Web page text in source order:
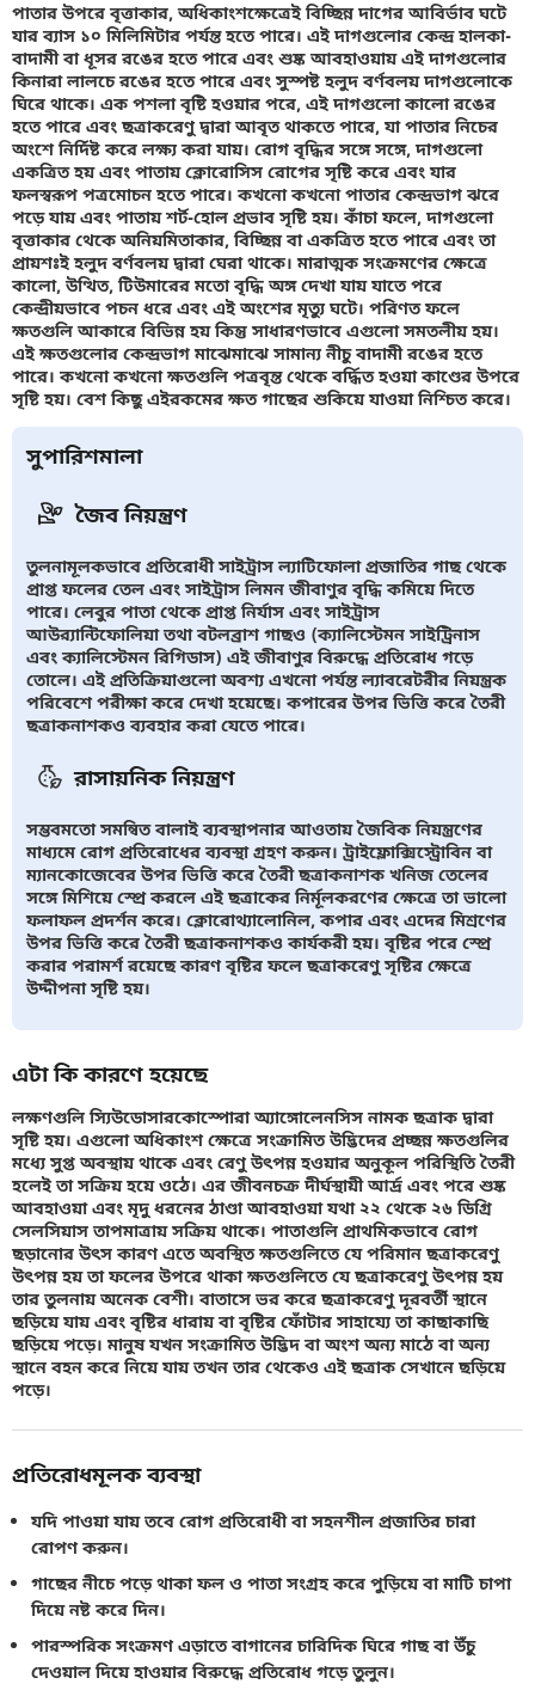
পাতার উপরে বৃত্তাকার, অধিকাংশক্ষেত্রেই বিচ্ছিন্ন দাগের আবির্ভাব ঘটে
যার ব্যাস ১০ মিলিমিটার পর্যন্ত হতে পারে। এই দাগগুলোর কেন্দ্র হালকা-
বাদামী বা ধূসর রঙের হতে পারে এবং শুষ্ক আবহাওয়ায় এই দাগগুলোর
কিনারা লালচে রঙের হতে পারে এবং সুস্পষ্ট হলুদ বর্ণবলয় দাগগুলোকে
ঘিরে থাকে। এক পশলা বৃষ্টি হওয়ার পরে, এই দাগগুলো কালো রঙের
হতে পারে এবং ছত্রাকরেণু দ্বারা আবৃত থাকতে পারে, যা পাতার নিচের
অংশে নির্দিষ্ট করে লক্ষ্য করা যায়। রোগ বৃদ্ধির সঙ্গে সঙ্গে, দাগগুলো
একত্রিত হয় এবং পাতায় ক্লোরোসিস রোগের সৃষ্টি করে এবং যার
ফলস্বরূপ পত্রমোচন হতে পারে। কখনো কখনো পাতার কেন্দ্রভাগ ঝরে
পড়ে যায় এবং পাতায় শর্ট-হোল প্রভাব সৃষ্টি হয়। কাঁচা ফলে, দাগগুলো
বৃত্তাকার থেকে অনিয়মিতাকার, বিচ্ছিন্ন বা একত্রিত হতে পারে এবং তা
প্রায়শঃই হলুদ বর্ণবলয় দ্বারা ঘেরা থাকে। মারাত্মক সংক্রমণের ক্ষেত্রে
কালো, উত্থিত, টিউমারের মতো বৃদ্ধি অঙ্গ দেখা যায় যাতে পরে
কেন্দ্রীয়ভাবে পচন ধরে এবং এই অংশের মৃত্যু ঘটে। পরিণত ফলে
ক্ষতগুলি আকারে বিভিন্ন হয় কিন্তু সাধারণভাবে এগুলো সমতলীয় হয়।
এই ক্ষতগুলোর কেন্দ্রভাগ মাঝেমাঝে সামান্য নীচু বাদামী রঙের হতে
পারে। কখনো কখনো ক্ষতগুলি পত্রবৃন্ত থেকে বর্দ্ধিত হওয়া কাণ্ডের উপরে
সৃষ্টি হয়। বেশ কিছু এইরকমের ক্ষত গাছের শুকিয়ে যাওয়া নিশ্চিত করে।
সুপারিশমালা
জৈব নিয়ন্ত্রণ
তুলনামূলকভাবে প্রতিরোধী সাইট্রাস ল্যাটিফোলা প্রজাতির গাছ থেকে
প্রাপ্ত ফলের তেল এবং সাইট্রাস লিমন জীবাণুর বৃদ্ধি কমিয়ে দিতে
পারে। লেবুর পাতা থেকে প্রাপ্ত নির্যাস এবং সাইট্রাস
আউর‍্যান্টিফোলিয়া তথা বটলব্রাশ গাছও (ক্যালিস্টেমন সাইট্রিনাস
এবং ক্যালিস্টেমন রিগিডাস) এই জীবাণুর বিরুদ্ধে প্রতিরোধ গড়ে
তোলে। এই প্রতিক্রিয়াগুলো অবশ্য এখনো পর্যন্ত ল্যাবরেটরীর নিয়ন্ত্রক
পরিবেশে পরীক্ষা করে দেখা হয়েছে। কপারের উপর ভিত্তি করে তৈরী
ছত্রাকনাশকও ব্যবহার করা যেতে পারে।
রাসায়নিক নিয়ন্ত্রণ
সম্ভবমতো সমন্বিত বালাই ব্যবস্থাপনার আওতায় জৈবিক নিয়ন্ত্রণের
মাধ্যমে রোগ প্রতিরোধের ব্যবস্থা গ্রহণ করুন। ট্রাইফ্লোক্সিস্ট্রোবিন বা
ম্যানকোজেবের উপর ভিত্তি করে তৈরী ছত্রাকনাশক খনিজ তেলের
সঙ্গে মিশিয়ে স্প্রে করলে এই ছত্রাকের নির্মূলকরণের ক্ষেত্রে তা ভালো
ফলাফল প্রদর্শন করে। ক্লোরোথ্যালোনিল, কপার এবং এদের মিশ্রণের
উপর ভিত্তি করে তৈরী ছত্রাকনাশকও কার্যকরী হয়। বৃষ্টির পরে স্প্রে
করার পরামর্শ রয়েছে কারণ বৃষ্টির ফলে ছত্রাকরেণু সৃষ্টির ক্ষেত্রে
উদ্দীপনা সৃষ্টি হয়।
এটা কি কারণে হয়েছে
লক্ষণগুলি স্যিউডোসারকোস্পোরা অ্যাঙ্গোলেনসিস নামক ছত্রাক দ্বারা
সৃষ্টি হয়। এগুলো অধিকাংশ ক্ষেত্রে সংক্রামিত উদ্ভিদের প্রচ্ছন্ন ক্ষতগুলির
মধ্যে সুপ্ত অবস্থায় থাকে এবং রেণু উৎপন্ন হওয়ার অনুকূল পরিস্থিতি তৈরী
হলেই তা সক্রিয় হয়ে ওঠে। এর জীবনচক্র দীর্ঘস্থায়ী আর্দ্র এবং পরে শুষ্ক
আবহাওয়া এবং মৃদু ধরনের ঠাণ্ডা আবহাওয়া যথা ২২ থেকে ২৬ ডিগ্রি
সেলসিয়াস তাপমাত্রায় সক্রিয় থাকে। পাতাগুলি প্রাথমিকভাবে রোগ
ছড়ানোর উৎস কারণ এতে অবস্থিত ক্ষতগুলিতে যে পরিমান ছত্রাকরেণু
উৎপন্ন হয় তা ফলের উপরে থাকা ক্ষতগুলিতে যে ছত্রাকরেণু উৎপন্ন হয়
তার তুলনায় অনেক বেশী। বাতাসে ভর করে ছত্রাকরেণু দূরবর্তী স্থানে
ছড়িয়ে যায় এবং বৃষ্টির ধারায় বা বৃষ্টির ফোঁটার সাহায্যে তা কাছাকাছি
ছড়িয়ে পড়ে। মানুষ যখন সংক্রামিত উদ্ভিদ বা অংশ অন্য মাঠে বা অন্য
স্থানে বহন করে নিয়ে যায় তখন তার থেকেও এই ছত্রাক সেখানে ছড়িয়ে
পড়ে।
প্রতিরোধমূলক ব্যবস্থা
যদি পাওয়া যায় তবে রোগ প্রতিরোধী বা সহনশীল প্রজাতির চারা
রোপণ করুন।
গাছের নীচে পড়ে থাকা ফল ও পাতা সংগ্রহ করে পুড়িয়ে বা মাটি চাপা
দিয়ে নষ্ট করে দিন।
পারস্পরিক সংক্রমণ এড়াতে বাগানের চারিদিক ঘিরে গাছ বা উঁচু
দেওয়াল দিয়ে হাওয়ার বিরুদ্ধে প্রতিরোধ গড়ে তুলুন।